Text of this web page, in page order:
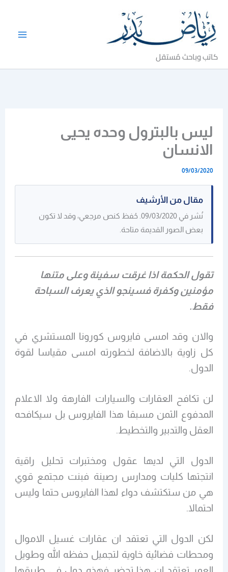
المحتوى
كاتب وباحث مُستقل
ليس بالبترول وحده يحيى
الانسان
09/03/2020
مقال من الأرشيف
نُشر في 09/03/2020. حُفظ كنص مرجعي، وقد لا تكون
بعض الصور القديمة متاحة.
تقول الحكمة اذا غرقت سفينة وعلى متنها
مؤمنين وكفرة فسينجو الذي يعرف السباحة
فقط.
والان وقد امسى فايروس كورونا المستشري في
كل زاوية بالاضافة لخطورته امسى مقياسا لقوة
الدول.
لن تكافح العقارات والسيارات الفارهة ولا الاعلام
المدفوع الثمن مسبقا هذا الفايروس بل سيكافحه
العقل والتدبير والتخطيط.
الدول التي لديها عقول ومختبرات تحليل راقية
انتجتها كليات ومدارس رصينة فبنت مجتمع قوي
هي من ستكتشف دواء لهذا الفايروس حتما وليس
احتمالا.
لكن الدول التي تعتقد ان عقارات غسيل الاموال
ومحطات فضائية خاوية لتجميل حفظه الله وطويل